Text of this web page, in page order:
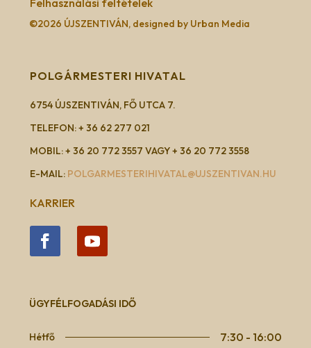
©2026 ÚJSZENTIVÁN, designed by Urban Media
POLGÁRMESTERI HIVATAL
6754 ÚJSZENTIVÁN, FŐ UTCA 7.
TELEFON: + 36 62 277 021
MOBIL: + 36 20 772 3557 VAGY + 36 20 772 3558
E-MAIL: POLGARMESTERIHIVATAL@UJSZENTIVAN.HU
KARRIER
ÜGYFÉLFOGADÁSI IDŐ
Hétfő 7:30 - 16:00